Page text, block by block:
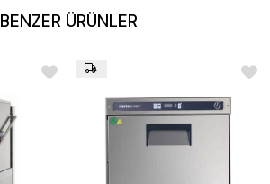
BENZER ÜRÜNLER